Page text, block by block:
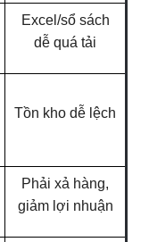
Excel/sổ sách
dễ quá tải
Tồn kho dễ lệch
Phải xả hàng,
giảm lợi nhuận